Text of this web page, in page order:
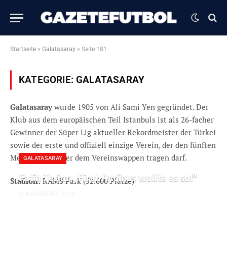
Startseite » Galatasaray » Seite 181
KATEGORIE:GALATASARAY
Galatasaraywurde 1905 von Ali Sami Yen gegründet. Der
Klub aus dem europäischen Teil Istanbuls ist als 26-facher
Gewinner der Süper Lig aktueller Rekordmeister der Türkei
sowie der erste und offiziell einzige Verein, der den fünften
Meisterstern über dem Vereinswappen tragen darf.
Stadion: RAMS Park (52.600 Plätze)
GALATASARAY
Fatih Terim: „Firat Aydinus wollte es so!″